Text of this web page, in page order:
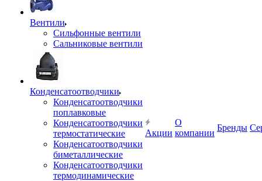
Вентили
Сильфонные вентили
Сальниковые вентили
Конденсатоотводчики
Конденсатоотводчики
поплавковые
Конденсатоотводчики
термостатические
Конденсатоотводчики
биметаллические
Конденсатоотводчики
термодинамические
Акции
О
компании
Бренды